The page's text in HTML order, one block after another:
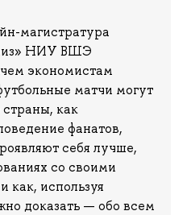
магистратура
НИУ ВШЭ
экономистам
матчи могут
страны, как
фанатов,
себя лучше,
со своими
используя
доказать — обо всем